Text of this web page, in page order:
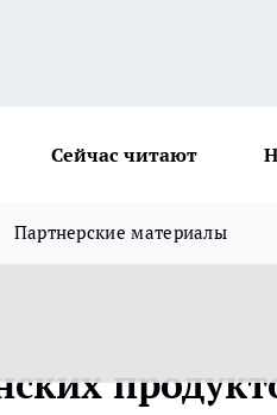
Сейчас читают
Партнерские материалы